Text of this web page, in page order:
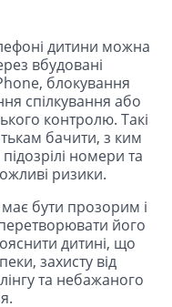
дитини можна
вбудовані
блокування
спілкування або
контролю. Такі
бачити, з ким
номери та
ризики.
бути прозорим і
його
дитині, що
захисту від
та небажаного